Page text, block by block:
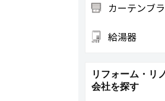
カーテンブ
給湯器
リフォーム・リ
会社を探す